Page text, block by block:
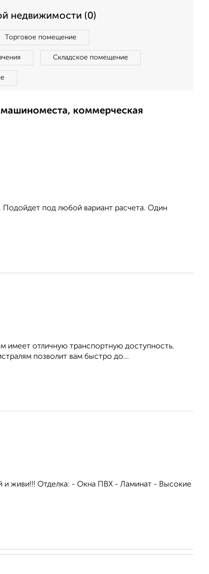
недвижимости (0)
Торговое помещение
Складское помещение
коммерческая
под любой вариант расчета. Один
имеет отличную транспортную доступность.
позволит вам быстро до...
и живи!!! Отделка: - Окна ПВХ - Ламинат - Высокие